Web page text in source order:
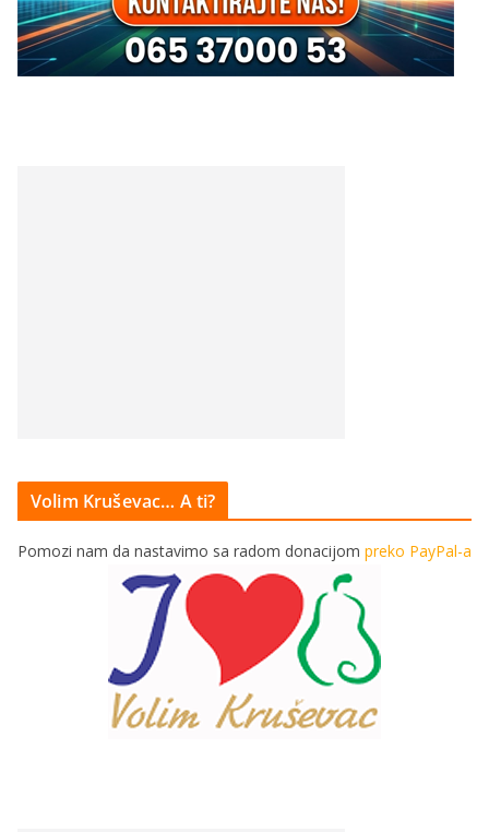
Volim Kruševac… A ti?
Pomozi nam da nastavimo sa radom donacijom preko PayPal-a